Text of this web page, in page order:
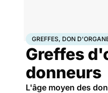
AccueilSantéGreffes, don
GREFFES, DON
Greffes
donneurs
L'âge moyen des